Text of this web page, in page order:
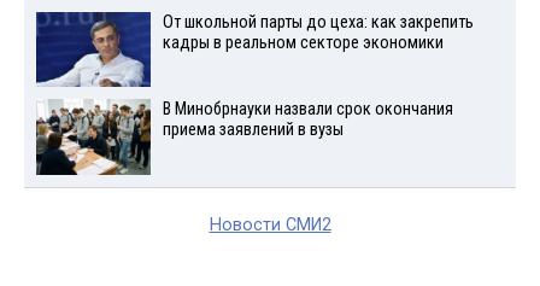
От школьной парты до цеха: как закрепить
кадры в реальном секторе экономики
В Минобрнауки назвали срок окончания
приема заявлений в вузы
Новости СМИ2